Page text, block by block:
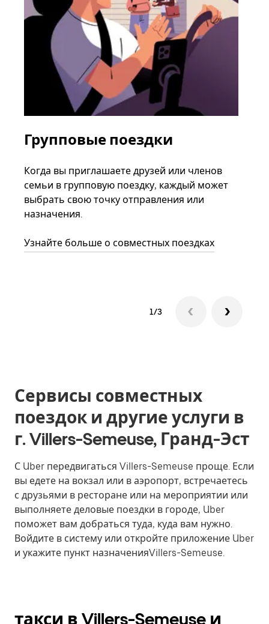
Групповые поездки
Когда вы приглашаете друзей или членов
семьи в групповую поездку, каждый может
выбрать свою точку отправления или
назначения.
Узнайте больше о совместных поездках
1/3
Сервисы совместных
поездок и другие услуги в
г. Villers-Semeuse, Гранд-Эст
С Uber передвигаться Villers-Semeuse проще. Если
вы едете на вокзал или в аэропорт, встречаетесь
с друзьями в ресторане или на мероприятии или
выполняете деловые поездки в городе, Uber
поможет вам добраться туда, куда вам нужно.
Войдите в систему или откройте приложение Uber
и укажите пункт назначенияVillers-Semeuse.
такси в Villers-Semeuse и